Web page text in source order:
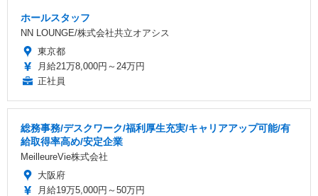
ホールスタッフ
NN LOUNGE/株式会社共立オアシス
東京都
月給21万8,000円～24万円
正社員
総務事務/デスクワーク/福利厚生充実/キャリアアップ可能/有
給取得率高め/安定企業
MeilleureVie株式会社
大阪府
月給19万5,000円～50万円